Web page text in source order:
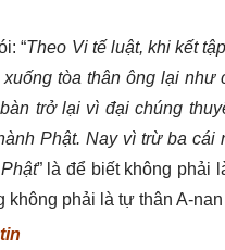
“Theo Vi tế luật, khi kết
tòa thân ông lại
trở lại vì đại chúng
Phật. Nay vì trừ ba
” là để biết không phải
phải là tự thân A-